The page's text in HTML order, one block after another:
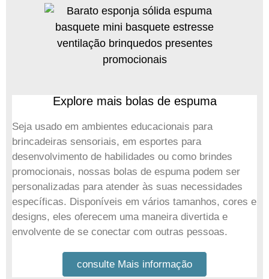
Explore mais bolas de espuma
Seja usado em ambientes educacionais para
brincadeiras sensoriais, em esportes para
desenvolvimento de habilidades ou como brindes
promocionais, nossas bolas de espuma podem ser
personalizadas para atender às suas necessidades
específicas. Disponíveis em vários tamanhos, cores e
designs, eles oferecem uma maneira divertida e
envolvente de se conectar com outras pessoas.
consulte Mais informação